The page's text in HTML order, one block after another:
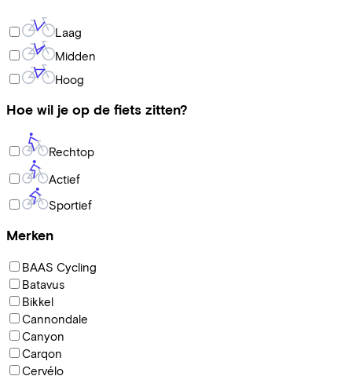
Laag
Midden
Hoog
Hoe wil je op de fiets zitten?
Rechtop
Actief
Sportief
Merken
BAAS Cycling
Batavus
Bikkel
Cannondale
Canyon
Carqon
Cervélo